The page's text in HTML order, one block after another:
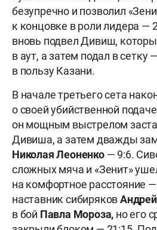
безупречно и позволил
к концовке в роли лидера —
вновь подвел Дивиш,
в аут, а затем подал в сетку
в пользу Казани.
В начале третьего сета
о своей убийственной
он мощным выстрелом
Дивиша, а затем дважды
Николая Леоненко— 9:6.
сложных мяча и «Зенит»
на комфортное расстояние
наставник сибиряков
в бой Павла Мороза, но его